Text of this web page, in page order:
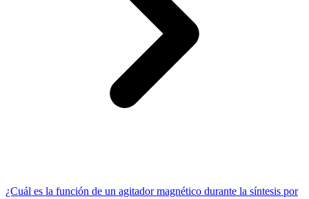
¿Cuál es la función de un agitador magnético durante la síntesis por